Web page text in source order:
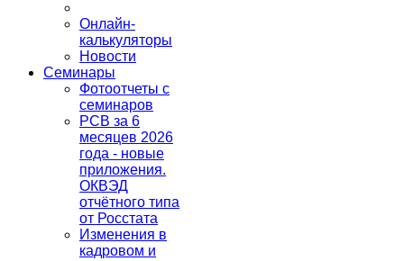
Онлайн-
калькуляторы
Новости
Семинары
Фотоотчеты с
семинаров
РСВ за 6
месяцев 2026
года - новые
приложения.
ОКВЭД
отчётного типа
от Росстата
Изменения в
кадровом и